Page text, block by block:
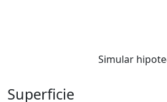
Simular
Superficie